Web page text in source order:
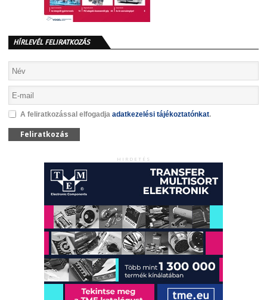
HÍRLEVÉL FELIRATKOZÁS
A feliratkozással elfogadja adatkezelési tájékoztatónkat.
Feliratkozás
HIRDETÉS